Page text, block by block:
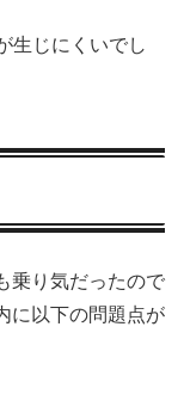
生じにくいでし
乗り気だったので
に以下の問題点が